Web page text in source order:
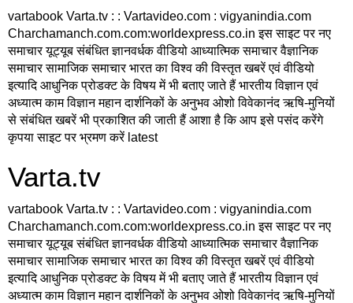
vartabook Varta.tv : : Vartavideo.com : vigyanindia.com
Charchamanch.com.com:worldexpress.co.in इस साइट पर नए
समाचार यूट्यूब संबंधित ज्ञानवर्धक वीडियो आध्यात्मिक समाचार वैज्ञानिक
समाचार सामाजिक समाचार भारत का विश्व की विस्तृत खबरें एवं वीडियो
इत्यादि आधुनिक प्रोडक्ट के विषय में भी बताए जाते हैं भारतीय विज्ञान एवं
अध्यात्म काम विज्ञान महान दार्शनिकों के अनुभव ओशो विवेकानंद ऋषि-मुनियों
से संबंधित खबरें भी प्रकाशित की जाती हैं आशा है कि आप इसे पसंद करेंगे
कृपया साइट पर भ्रमण करें latest
Varta.tv
vartabook Varta.tv : : Vartavideo.com : vigyanindia.com
Charchamanch.com.com:worldexpress.co.in इस साइट पर नए
समाचार यूट्यूब संबंधित ज्ञानवर्धक वीडियो आध्यात्मिक समाचार वैज्ञानिक
समाचार सामाजिक समाचार भारत का विश्व की विस्तृत खबरें एवं वीडियो
इत्यादि आधुनिक प्रोडक्ट के विषय में भी बताए जाते हैं भारतीय विज्ञान एवं
अध्यात्म काम विज्ञान महान दार्शनिकों के अनुभव ओशो विवेकानंद ऋषि-मुनियों